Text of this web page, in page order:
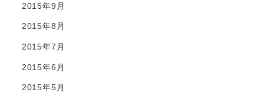
2015年9月
2015年8月
2015年7月
2015年6月
2015年5月